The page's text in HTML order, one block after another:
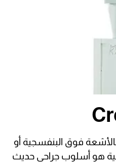
فوق البنفسجية أو
هو أسلوب جراحى حديث